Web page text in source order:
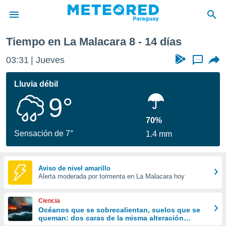
de
ha
para
que se
calidad.
a este
las
y
forma
digital
basada
Tiempo en La Malacara 8 - 14 días
03:31 Jueves ...
Lluvia débil
9°
Sensación de 7°
70%
1.4 mm
Aviso de nivel amarillo
Alerta moderada por tormenta en La Malacara hoy
Ciencia
Océanos que se sobrecalientan, suelos que se
queman: dos caras de la misma alteración